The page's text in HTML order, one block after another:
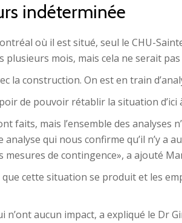
indéterminée
où il est situé, seul le CHU-
mois, mais cela ne serait pas
la construction. On est en train
de pouvoir rétablir la situation d’ici
faits, mais l’ensemble des analyses
analyse qui nous confirme qu’il n’y a
de contingence», a ajouté
que cette situation se produit et les
n’ont aucun impact, a expliqué le Dr